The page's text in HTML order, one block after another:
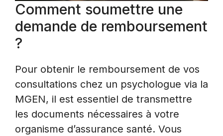
Comment soumettre une
demande de remboursement
?
Pour obtenir le remboursement de vos
consultations chez un psychologue via la
MGEN, il est essentiel de transmettre
les documents nécessaires à votre
organisme d’assurance santé. Vous